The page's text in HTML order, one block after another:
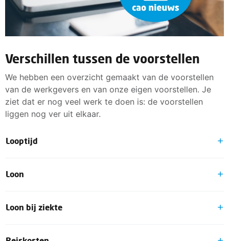
Verschillen tussen de voorstellen
We hebben een overzicht gemaakt van de voorstellen
van de werkgevers en van onze eigen voorstellen. Je
ziet dat er nog veel werk te doen is: de voorstellen
liggen nog ver uit elkaar.
Looptijd
langer is bespreekbaar.
is bespreekbaar.
Loon
er 2% loonruimte is.
Loon bij ziekte